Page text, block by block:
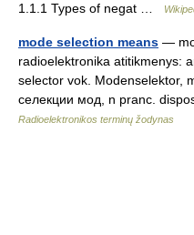
1.1.1 Types of negat …
mode selection means —
radioelektronika atitikmenys:
selector vok. Modenselektor,
селекции мод, n pranc.
Radioelektronikos terminų žodynas